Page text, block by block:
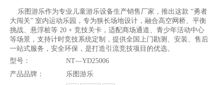
乐图游乐作为专业儿童游乐设备生产销售厂家，推出这款 “勇者
大闯关” 室内运动乐园，专为狭长场地设计，融合高空网桥、平衡
挑战、悬浮桩等 20 + 竞技关卡，适配商场通道、青少年活动中心
等场景，支持计时竞技系统定制，提供全国上门勘测、安装、售后
一站式服务，安全环保，是打造引流竞技项目的优选。
型号：
NT—YD25006
产品品牌：
乐图游乐